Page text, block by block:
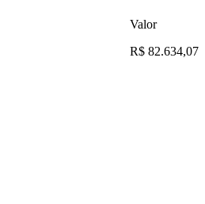
Valor
R$ 82.634,07